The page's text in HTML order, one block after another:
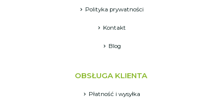
Polityka prywatności
Kontakt
Blog
OBSŁUGA KLIENTA
Płatność i wysyłka